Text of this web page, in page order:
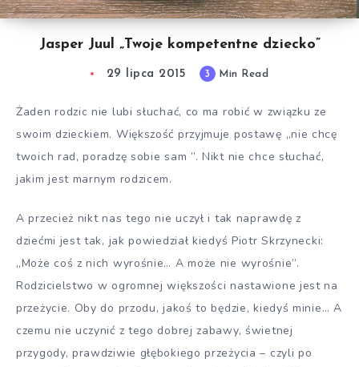
Jasper Juul „Twoje kompetentne dziecko”
29 lipca 2015 3 Min Read
Żaden rodzic nie lubi słuchać, co ma robić w związku ze
swoim dzieckiem. Większość przyjmuje postawę „nie chcę
twoich rad, poradzę sobie sam ”. Nikt nie chce słuchać,
jakim jest marnym rodzicem.
A przecież nikt nas tego nie uczył i tak naprawdę z
dziećmi jest tak, jak powiedział kiedyś Piotr Skrzynecki:
„Może coś z nich wyrośnie… A może nie wyrośnie”.
Rodzicielstwo w ogromnej większości nastawione jest na
przeżycie. Oby do przodu, jakoś to będzie, kiedyś minie… A
czemu nie uczynić z tego dobrej zabawy, świetnej
przygody, prawdziwie głębokiego przeżycia – czyli po